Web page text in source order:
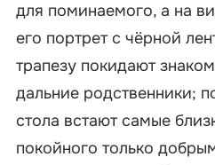
для поминаемого, а на
его портрет с чёрной
трапезу покидают
дальние родственники;
стола встают самые
покойного только